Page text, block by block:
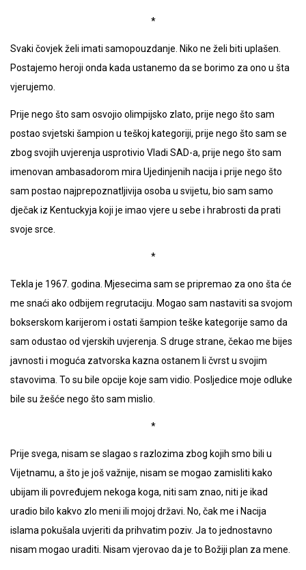
*
Svaki čovjek želi imati samopouzdanje. Niko ne želi biti uplašen.
Postajemo heroji onda kada ustanemo da se borimo za ono u šta
vjerujemo.
Prije nego što sam osvojio olimpijsko zlato, prije nego što sam
postao svjetski šampion u teškoj kategoriji, prije nego što sam se
zbog svojih uvjerenja usprotivio Vladi SAD-a, prije nego što sam
imenovan ambasadorom mira Ujedinjenih nacija i prije nego što
sam postao najprepoznatljivija osoba u svijetu, bio sam samo
dječak iz Kentuckyja koji je imao vjere u sebe i hrabrosti da prati
svoje srce.
*
Tekla je 1967. godina. Mjesecima sam se pripremao za ono šta će
me snaći ako odbijem regrutaciju. Mogao sam nastaviti sa svojom
bokserskom karijerom i ostati šampion teške kategorije samo da
sam odustao od vjerskih uvjerenja. S druge strane, čekao me bijes
javnosti i moguća zatvorska kazna ostanem li čvrst u svojim
stavovima. To su bile opcije koje sam vidio. Posljedice moje odluke
bile su žešće nego što sam mislio.
*
Prije svega, nisam se slagao s razlozima zbog kojih smo bili u
Vijetnamu, a što je još važnije, nisam se mogao zamisliti kako
ubijam ili povređujem nekoga koga, niti sam znao, niti je ikad
uradio bilo kakvo zlo meni ili mojoj državi. No, čak me i Nacija
islama pokušala uvjeriti da prihvatim poziv. Ja to jednostavno
nisam mogao uraditi. Nisam vjerovao da je to Božiji plan za mene.